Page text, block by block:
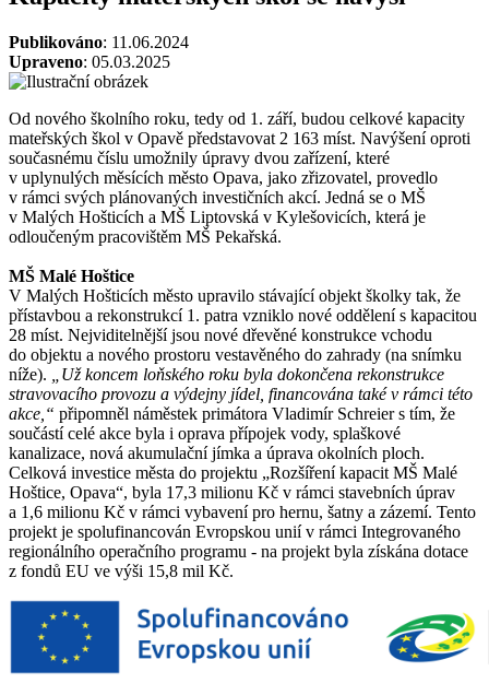
Publikováno: 11.06.2024
Upraveno: 05.03.2025
Od nového školního roku, tedy od 1. září, budou celkové kapacity
mateřských škol v Opavě představovat 2 163 míst. Navýšení oproti
současnému číslu umožnily úpravy dvou zařízení, které
v uplynulých měsících město Opava, jako zřizovatel, provedlo
v rámci svých plánovaných investičních akcí. Jedná se o MŠ
v Malých Hošticích a MŠ Liptovská v Kylešovicích, která je
odloučeným pracovištěm MŠ Pekařská.
MŠ Malé Hoštice
V Malých Hošticích město upravilo stávající objekt školky tak, že
přístavbou a rekonstrukcí 1. patra vzniklo nové oddělení s kapacitou
28 míst. Nejviditelnější jsou nové dřevěné konstrukce vchodu
do objektu a nového prostoru vestavěného do zahrady (na snímku
níže).
„Už koncem loňského roku byla dokončena rekonstrukce
stravovacího provozu a výdejny jídel, financována také v rámci této
akce,“ připomněl náměstek primátora Vladimír Schreier s tím, že
součástí celé akce byla i oprava přípojek vody, splaškové
kanalizace, nová akumulační jímka a úprava okolních ploch.
Celková investice města do projektu „Rozšíření kapacit MŠ Malé
Hoštice, Opava“, byla 17,3 milionu Kč v rámci stavebních úprav
a 1,6 milionu Kč v rámci vybavení pro hernu, šatny a zázemí. Tento
projekt je spolufinancován Evropskou unií v rámci Integrovaného
regionálního operačního programu - na projekt byla získána dotace
z fondů EU ve výši 15,8 mil Kč.